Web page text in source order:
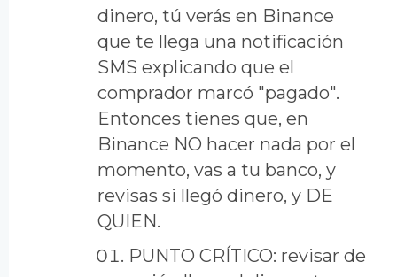
dinero, tú verás en Binance
que te llega una notificación
SMS explicando que el
comprador marcó "pagado".
Entonces tienes que, en
Binance NO hacer nada por el
momento, vas a tu banco, y
revisas si llegó dinero, y DE
QUIEN.
PUNTO CRÍTICO: revisar de